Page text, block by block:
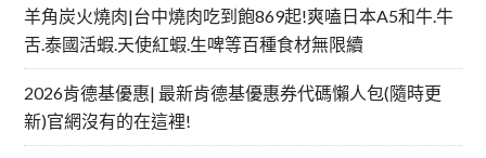
羊角炭火燒肉|台中燒肉吃到飽869起!爽嗑日本A5和牛.牛
舌.泰國活蝦.天使紅蝦.生啤等百種食材無限續
2026肯德基優惠| 最新肯德基優惠券代碼懶人包(隨時更
新)官網沒有的在這裡!